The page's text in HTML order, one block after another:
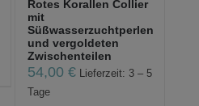
Rotes Korallen Collier
mit
Süßwasserzuchtperlen
und vergoldeten
Zwischenteilen
54,00€
Lieferzeit: 3 – 5
Tage